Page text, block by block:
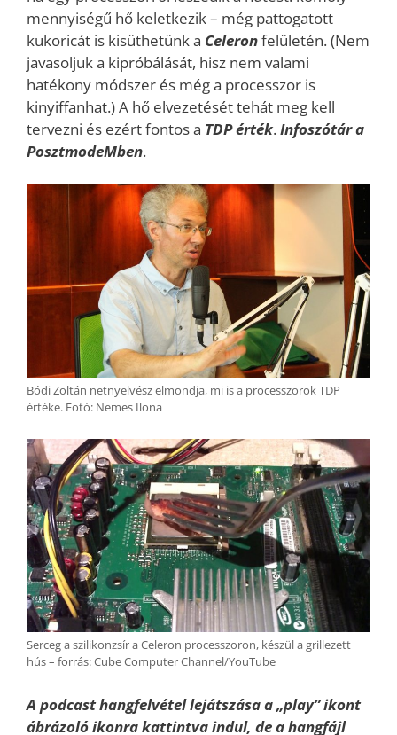
mennyiségű hő keletkezik – még pattogatott
kukoricát is kisüthetünk a Celeronfelületén. (Nem
javasoljuk a kipróbálását, hisz nem valami
hatékony módszer és még a processzor is
kinyiffanhat.) A hő elvezetését tehát meg kell
tervezni és ezért fontos a TDP érték.Infoszótár a
PosztmodeMben.
Bódi Zoltán netnyelvész elmondja, mi is a processzorok TDP
értéke. Fotó: Nemes Ilona
Serceg a szilikonzsír a Celeron processzoron, készül a grillezett
hús – forrás: Cube Computer Channel/YouTube
A podcast hangfelvétel lejátszása a „play” ikont
ábrázoló ikonra kattintva indul, de a hangfájl